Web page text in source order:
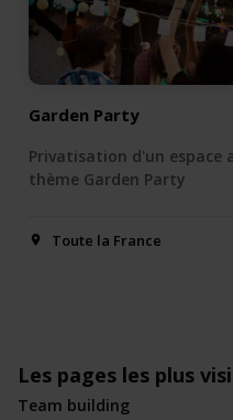
Garden Party
Privatisation d'un espace
thème Garden Party
Toute la France
Les pages les plus
Team building